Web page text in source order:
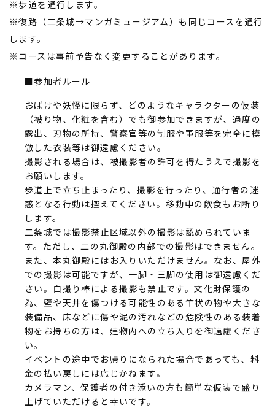
※歩道を通行します。
※復路（二条城→マンガミュージアム）も同じコースを通行
します。
※コースは事前予告なく変更することがあります。
■参加者ルール
おばけや妖怪に限らず、どのようなキャラクターの仮装
（被り物、化粧を含む）でも御参加できますが、過度の
露出、刃物の所持、警察官等の制服や軍服等を完全に模
倣した衣装等は御遠慮ください。
撮影される場合は、被撮影者の許可を得たうえで撮影を
お願いします。
歩道上で立ち止まったり、撮影を行ったり、通行者の迷
惑となる行動は控えてください。移動中の飲食もお断り
します。
二条城では撮影禁止区域以外の撮影は認められていま
す。ただし、二の丸御殿の内部での撮影はできません。
また、本丸御殿にはお入りいただけません。なお、屋外
での撮影は可能ですが、一脚・三脚の使用は御遠慮くだ
さい。自撮り棒による撮影も禁止です。文化財保護の
為、壁や天井を傷つける可能性のある竿状の物や大きな
装備品、床などに傷や泥の汚れなどの危険性のある装着
物をお持ちの方は、建物内への立ち入りを御遠慮くださ
い。
イベントの途中でお帰りになられた場合であっても、料
金の払い戻しには応じかねます。
カメラマン、保護者の付き添いの方も簡単な仮装で盛り
上げていただけると幸いです。